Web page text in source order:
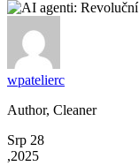
wpatelierc
Author, Cleaner
Srp 28
,2025